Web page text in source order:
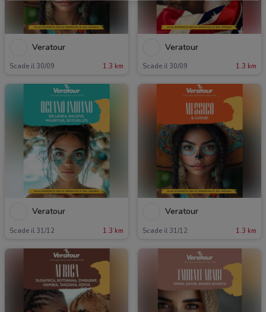
Veratour
Scade il 30/09 1.3 km
Veratour
Scade il 30/09 1.3 km
Veratour
Scade il 31/12 1.3 km
Veratour
Scade il 31/12 1.3 km